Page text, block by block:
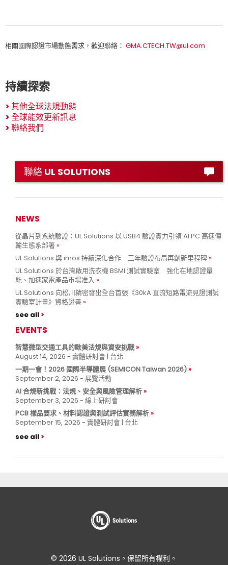
相關國際認證市場動態需求，歡迎聯絡： GMA.CTECH.TW@ul.com
持續探索
>其他全球法規動態
>全球能效更新訊息
>聯絡我們
聯絡 UL SOLUTIONS
NEWS
從晶片到系統驗證：UL Solutions 以 USB4 驗證實力引領 AI PC 高速傳
輸生態系部署
UL Solutions 與 imos 持續深化合作 三年驗證布局再創新里程碑
UL Solutions 於台灣啟用洗衣機 BSMI 測試實驗室 強化在地認證量
能、加速家電產品市場准入
UL Solutions 向松川精密發出全台首張《30kA 直流短路電流見證測試
實驗室計畫》資格證書
see all
EVENTS
智慧微型交通工具的歐美法規與資安挑戰
August 14, 2026 - 實體研討會 | 台北
一期一會！2026 國際半導體展 (SEMICON Taiwan 2026)
September 2, 2026 - 展覽活動
AI 合規新挑戰：法規、安全與風險管理解析
September 3, 2026 - 線上研討會
PCB 樣品要求、材料認證與測試評估實務解析
September 15, 2026 - 實體研討會 | 台北
see all
© 2026 UL Solutions。保留所有權利。